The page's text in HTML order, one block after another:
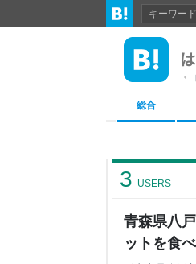
総合
青森県八
ットを食
3 USERS